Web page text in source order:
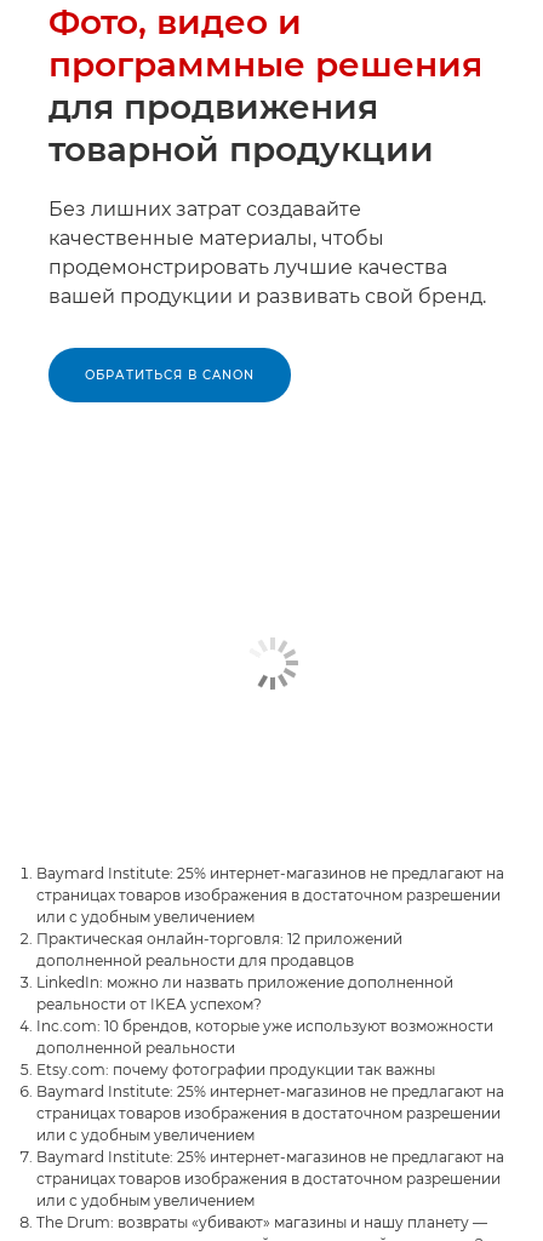
Фото, видео и
программные решения
для продвижения
товарной продукции
Без лишних затрат создавайте
качественные материалы, чтобы
продемонстрировать лучшие качества
вашей продукции и развивать свой бренд.
ОБРАТИТЬСЯ В CANON
Baymard Institute: 25% интернет-магазинов не предлагают на
страницах товаров изображения в достаточном разрешении
или с удобным увеличением
Практическая онлайн-торговля: 12 приложений
дополненной реальности для продавцов
LinkedIn: можно ли назвать приложение дополненной
реальности от IKEA успехом?
Inc.com: 10 брендов, которые уже используют возможности
дополненной реальности
Etsy.com: почему фотографии продукции так важны
Baymard Institute: 25% интернет-магазинов не предлагают на
страницах товаров изображения в достаточном разрешении
или с удобным увеличением
Baymard Institute: 25% интернет-магазинов не предлагают на
страницах товаров изображения в достаточном разрешении
или с удобным увеличением
The Drum: возвраты «убивают» магазины и нашу планету —